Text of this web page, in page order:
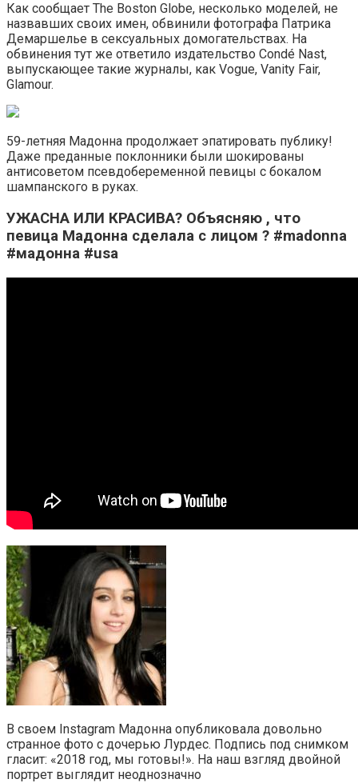
Как сообщает The Boston Globe, несколько моделей, не
назвавших своих имен, обвинили фотографа Патрика
Демаршелье в сексуальных домогательствах. На
обвинения тут же ответило издательство Condé Nast,
выпускающее такие журналы, как Vogue, Vanity Fair,
Glamour.
59-летняя Мадонна продолжает эпатировать публику!
Даже преданные поклонники были шокированы
антисоветом псевдобеременной певицы с бокалом
шампанского в руках.
УЖАСНА ИЛИ КРАСИВА? Объясняю , что
певица Мадонна сделала с лицом ? #madonna
#мадонна #usa
В своем Instagram Мадонна опубликовала довольно
странное фото с дочерью Лурдес. Подпись под снимком
гласит: «2018 год, мы готовы!». На наш взгляд двойной
портрет выглядит неоднозначно